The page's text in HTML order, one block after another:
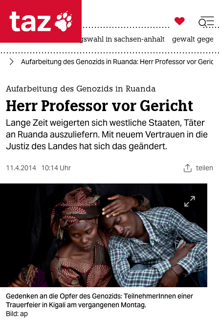
 taz zahl ich
taz zahl ich
themen
politik
öko
wahrheit
verlag
verlag

taz zahl ich
landtagswahl in sachsen-anhalt gewalt
Aufarbeitung des Genozids in Ruanda: Herr Professor vor
Aufarbeitung des Genozids in Ruanda
Herr Professor vor Gericht
Lange Zeit weigerten sich westliche Staaten, Täter
an Ruanda auszuliefern. Mit neuem Vertrauen in die
Justiz des Landes hat sich das geändert.
11.4.2014 10:14 Uhr teilen
Gedenken an die Opfer des Genozids: TeilnehmerInnen einer
Trauerfeier in Kigali am vergangenen Montag.
Bild: ap